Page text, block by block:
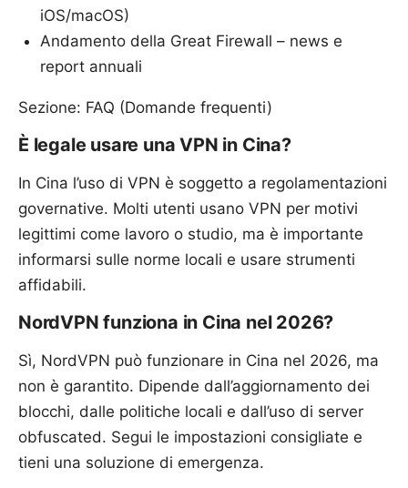
iOS/macOS)
Andamento della Great Firewall – news e
report annuali
Sezione: FAQ (Domande frequenti)
È legale usare una VPN in Cina?
In Cina l’uso di VPN è soggetto a regolamentazioni
governative. Molti utenti usano VPN per motivi
legittimi come lavoro o studio, ma è importante
informarsi sulle norme locali e usare strumenti
affidabili.
NordVPN funziona in Cina nel 2026?
Sì, NordVPN può funzionare in Cina nel 2026, ma
non è garantito. Dipende dall’aggiornamento dei
blocchi, dalle politiche locali e dall’uso di server
obfuscated. Segui le impostazioni consigliate e
tieni una soluzione di emergenza.